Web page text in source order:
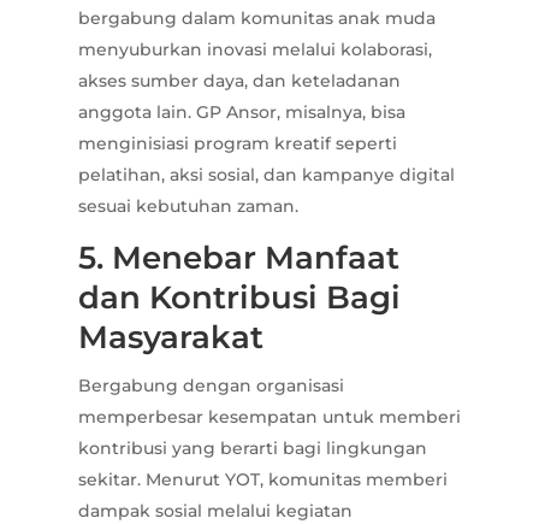
bergabung dalam komunitas anak muda
menyuburkan inovasi melalui kolaborasi,
akses sumber daya, dan keteladanan
anggota lain. GP Ansor, misalnya, bisa
menginisiasi program kreatif seperti
pelatihan, aksi sosial, dan kampanye digital
sesuai kebutuhan zaman.
5. Menebar Manfaat
dan Kontribusi Bagi
Masyarakat
Bergabung dengan organisasi
memperbesar kesempatan untuk memberi
kontribusi yang berarti bagi lingkungan
sekitar. Menurut YOT, komunitas memberi
dampak sosial melalui kegiatan